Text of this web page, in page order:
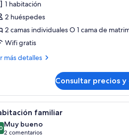
1 habitación
2 huéspedes
2 camas individuales O 1 cama de
Wifi gratis
más detalles
Consultar precios
la pared.blancas, una mesita de noche
Habitación
8 familiar
de 10
Muy bueno
2 comentarios
(2 comentarios)